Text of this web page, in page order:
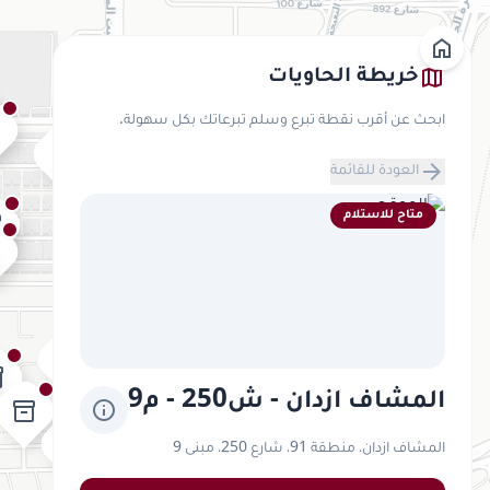
home
inventory_2
map خريطة الحاويات
ابحث عن أقرب نقطة تبرع وسلم تبرعاتك بكل سهولة.
arrow_forward العودة للقائمة
متاح للاستلام
المشاف ازدان - ش250 - م9 info
المشاف ازدان، منطقة 91، شارع 250، مبنى 9